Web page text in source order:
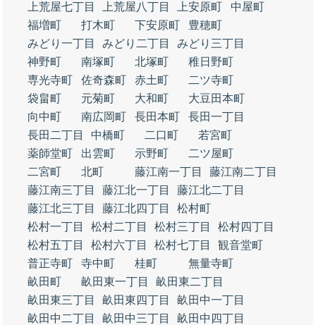
上荒屋七丁目
上荒屋八丁目 上安原町
中屋町
福増町
打木町 下安原町
豊穂町
みどり一丁目
みどり二丁目
みどり三丁目
神野町
南塚町 北塚町
稚日野町
専光寺町
佐奇森町 赤土町
二ツ寺町
袋畠町
元菊町 大和町
大豆田本町
向中町
南広岡町 長田本町
長田一丁目
長田二丁目
中橋町 二口町
若宮町
薬師堂町
出雲町 示野町
二ツ屋町
二宮町
北町 藤江南一丁目
藤江南二丁目
藤江南三丁目
藤江北一丁目
藤江北二丁目
藤江北三丁目
藤江北四丁目
松村町
松村一丁目
松村二丁目 松村三丁目
松村四丁目
松村五丁目
松村六丁目 松村七丁目
観音堂町
普正寺町
寺中町 桂町
無量寺町
畝田町
畝田東一丁目
畝田東二丁目
畝田東三丁目
畝田東四丁目
畝田中一丁目
畝田中二丁目
畝田中三丁目
畝田中四丁目